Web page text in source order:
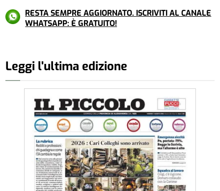
RESTA SEMPRE AGGIORNATO. ISCRIVITI AL CANALE
WHATSAPP: È GRATUITO!
Leggi l'ultima edizione